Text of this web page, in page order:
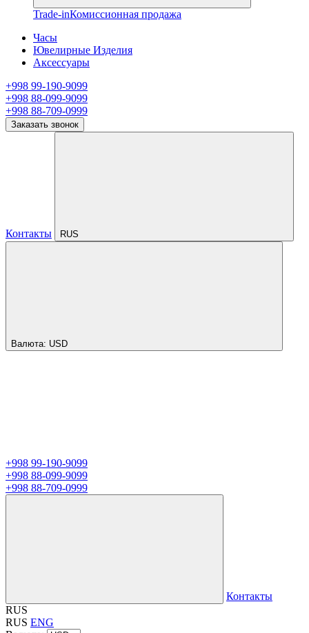
Trade-inКомиссионная продажа
Часы
Ювелирные Изделия
Аксессуары
+998 99-190-9099
+998 88-099-9099
+998 88-709-0999
Заказать звонок
Контакты RUS
Валюта: USD
+998 99-190-9099
+998 88-099-9099
+998 88-709-0999
Контакты
RUS
RUS ENG